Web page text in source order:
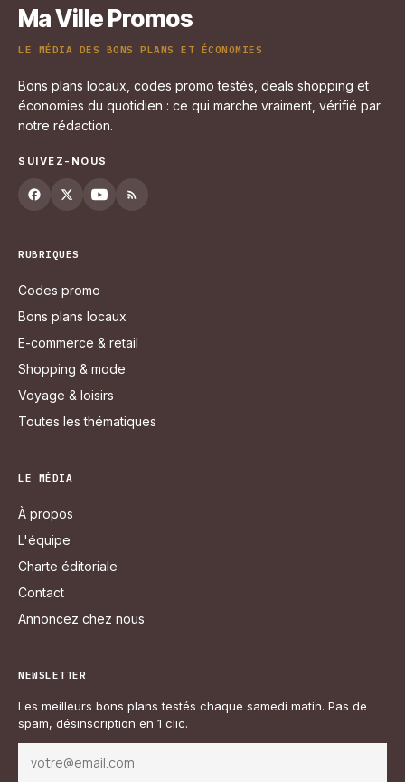
Ma Ville Promos
LE MÉDIA DES BONS PLANS ET ÉCONOMIES
Bons plans locaux, codes promo testés, deals shopping et
économies du quotidien : ce qui marche vraiment, vérifié par
notre rédaction.
SUIVEZ-NOUS
RUBRIQUES
Codes promo
Bons plans locaux
E-commerce & retail
Shopping & mode
Voyage & loisirs
Toutes les thématiques
LE MÉDIA
À propos
L'équipe
Charte éditoriale
Contact
Annoncez chez nous
NEWSLETTER
Les meilleurs bons plans testés chaque samedi matin. Pas de
spam, désinscription en 1 clic.